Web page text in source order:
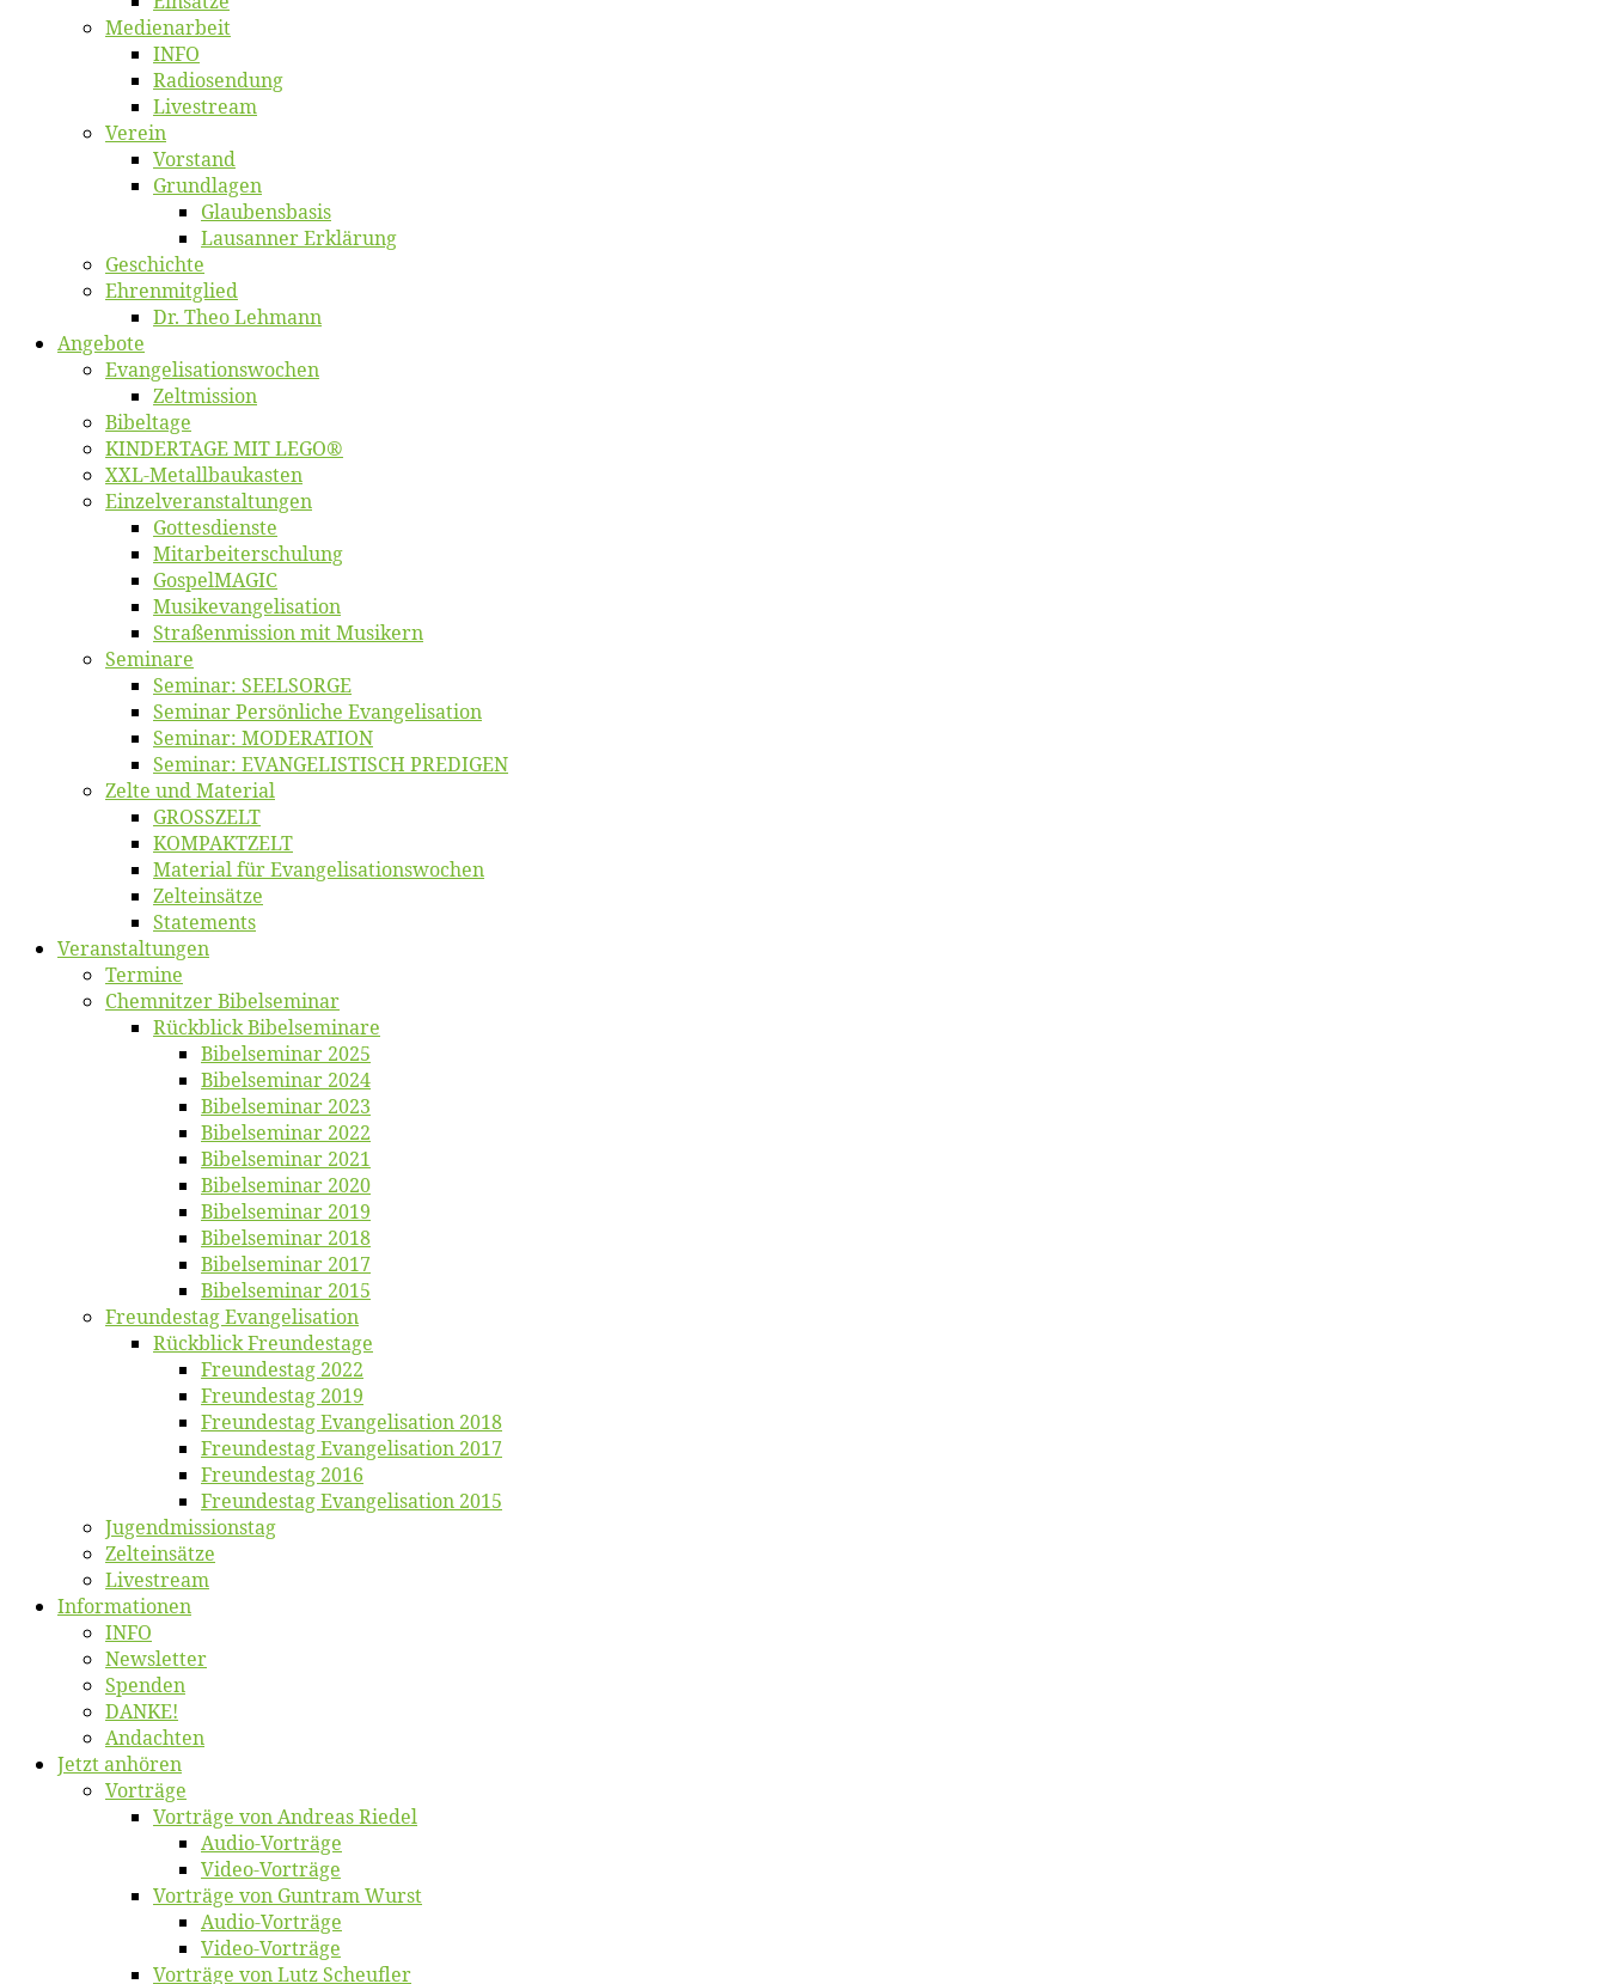
Me­di­en­ar­beit
INFO
Ra­dio­sen­dung
Live­stream
Ver­ein
Vor­stand
Grund­la­gen
Glaubens­ba­sis
Lausan­ner Erklärung
Ge­schich­te
Eh­ren­mit­glied
Dr. Theo Lehmann
An­ge­bo­te
Evangelisa­tions­wo­chen
Zelt­mis­si­on
Bi­bel­ta­ge
KINDERTAGE MIT LEGO®
XXL-Me­­tal­l­­bau­­kas­­ten
Einzelver­an­stal­tungen
Got­tes­diens­te
Mitarbeiter­schulung
Gos­pel­MA­GIC
Musikevan­ge­li­sa­tion
Straßenmis­sion mit Musikern
Se­mi­na­re
Se­mi­nar: SEELSORGE
Se­mi­nar Per­sön­li­che Evangelisation
Se­mi­nar: MODERATION
Se­mi­nar: EVANGELISTISCH PREDIGEN
Zel­te und Material
GROSSZELT
KOMPAKTZELT
Ma­te­ri­al für Evangelisationswochen
Zelt­ein­sät­ze
State­ments
Ver­an­stal­tun­gen
Ter­mi­ne
Chemnit­zer Bibelseminar
Rück­blick Bibelseminare
Bi­bel­se­mi­nar 2025
Bi­bel­se­mi­nar 2024
Bi­bel­se­mi­nar 2023
Bi­bel­se­mi­nar 2022
Bi­bel­se­mi­nar 2021
Bi­bel­se­mi­nar 2020
Bi­bel­se­mi­nar 2019
Bi­bel­se­mi­nar 2018
Bibelsemi­nar 2017
Bibelsemi­nar 2015
Freun­des­tag Evangelisation
Rück­blick Freundestage
Freun­des­tag 2022
Freun­des­tag 2019
Freun­des­tag Evan­ge­li­sa­ti­on 2018
Freun­des­tag Evan­ge­li­sa­ti­on 2017
Freun­des­tag 2016
Freun­des­tag Evan­ge­li­sa­ti­on 2015
Jugend­mis­sions­tag
Zelt­ein­sät­ze
Live­stream
Informatio­nen
INFO
News­let­ter
Spen­den
DANKE!
An­dach­ten
Jetzt an­hö­ren
Vor­trä­ge
Vor­trä­ge von An­dre­as Riedel
Au­dio-Vor­trä­ge
Vi­deo-Vor­trä­ge
Vor­trä­ge von Gun­tram Wurst
Au­dio-Vor­trä­ge
Vi­deo-Vor­trä­ge
Vor­trä­ge von Lutz Scheufler